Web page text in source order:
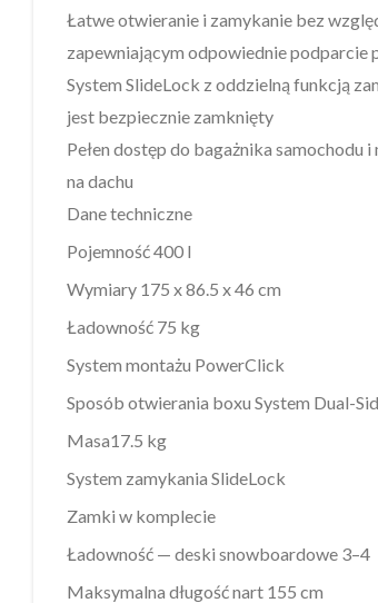
Łatwe otwieranie i zamykanie bez
zapewniającym odpowiednie podparcie
System SlideLock z oddzielną funkcją
jest bezpiecznie zamknięty
Pełen dostęp do bagażnika
na dachu
Dane techniczne
Pojemność 400 l
Wymiary 175 x 86.5 x 46 cm
Ładowność 75 kg
System montażu PowerClick
Sposób otwierania boxu System Dual-
Masa17.5 kg
System zamykania SlideLock
Zamki w komplecie
Ładowność — deski snowboardowe 3–4
Maksymalna długość nart 155 cm